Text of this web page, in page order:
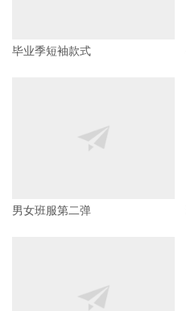
毕业季短袖款式
男女班服第二弹